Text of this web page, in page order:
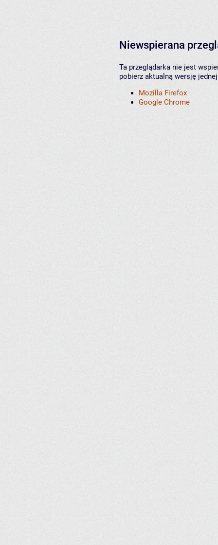
Niewspierana
Ta przeglądarka nie jest
pobierz aktualną wersję
Mozilla Firefox
Google Chrome